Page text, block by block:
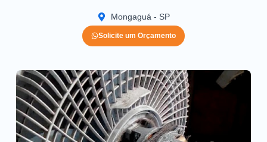
Mongaguá - SP
Solicite um Orçamento